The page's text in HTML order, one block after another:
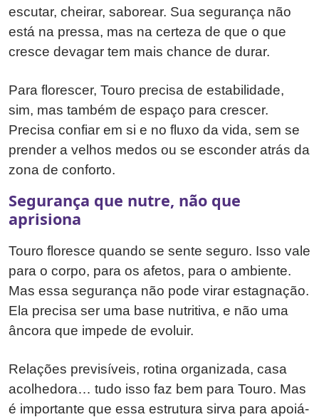
escutar, cheirar, saborear. Sua segurança não
está na pressa, mas na certeza de que o que
cresce devagar tem mais chance de durar.
Para florescer, Touro precisa de estabilidade,
sim, mas também de espaço para crescer.
Precisa confiar em si e no fluxo da vida, sem se
prender a velhos medos ou se esconder atrás da
zona de conforto.
Segurança que nutre, não que
aprisiona
Touro floresce quando se sente seguro. Isso vale
para o corpo, para os afetos, para o ambiente.
Mas essa segurança não pode virar estagnação.
Ela precisa ser uma base nutritiva, e não uma
âncora que impede de evoluir.
Relações previsíveis, rotina organizada, casa
acolhedora… tudo isso faz bem para Touro. Mas
é importante que essa estrutura sirva para apoiá-